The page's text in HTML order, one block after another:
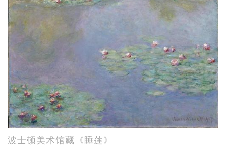
波士顿美术馆藏《睡莲》